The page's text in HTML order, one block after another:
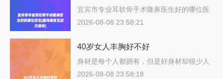
位医生(董海秦医生名次查询)
宜宾市专业耳软骨手术隆鼻医生好的哪位医
生…
2026-08-08 23:58:21
40岁女人丰胸好不好
身材是每个人都拥有，但是好身材却很少人
能…
2026-08-08 23:58:18